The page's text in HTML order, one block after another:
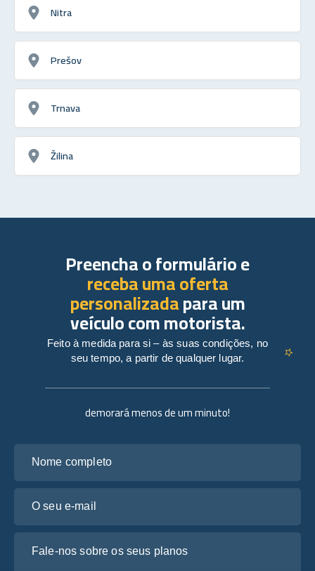
Nitra
Prešov
Trnava
Žilina
demorará menos de um minuto!
Preencha o formulário e
receba uma oferta
personalizadapara um
veículo com motorista.
Feito à medida para si – às suas condições, no
seu tempo, a partir de qualquer lugar.